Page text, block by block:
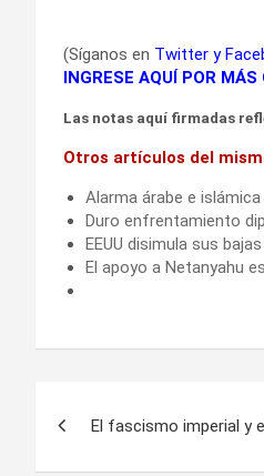
(Síganos en Twitter y
INGRESE AQUÍ POR
Las notas aquí firmadas
Otros artículos del
Alarma árabe e
Duro enfrentamiento
EEUU disimula sus
El apoyo a Netanyahu
El fascismo imperial y